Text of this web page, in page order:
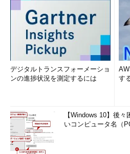
デジタルトランスフォーメーショ
ンの進捗状況を測定するには
す
【Windows 10】後
いコンピュータ名（